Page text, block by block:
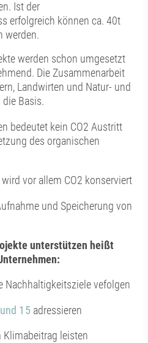
Ist der
erfolgreich können ca. 40t
werden.
werden schon umgesetzt
Die Zusammenarbeit
Landwirten und Natur- und
Basis.
bedeutet kein CO2 Austritt
des organischen
vor allem CO2 konserviert
und Speicherung von
unterstützen heißt
Nachhaltigkeitsziele vefolgen
15 adressieren
leisten